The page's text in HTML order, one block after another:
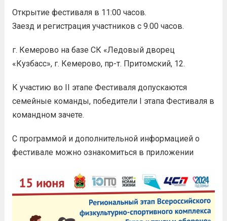
Открытие фестиваля в 11:00 часов.
Заезд и регистрация участников с 9.00 часов.
г. Кемерово на базе СК «Ледовый дворец
«Кузбасс», г. Кемерово, пр-т. Притомский, 12.
К участию во II этапе Фестиваля допускаются
семейные команды, победители I этапа Фестиваля в
командном зачете.
С программой и дополнительной информацией о
фестивале можно ознакомиться в приложении